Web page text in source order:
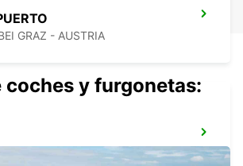
GRAZ - AUSTRIA
y furgonetas: